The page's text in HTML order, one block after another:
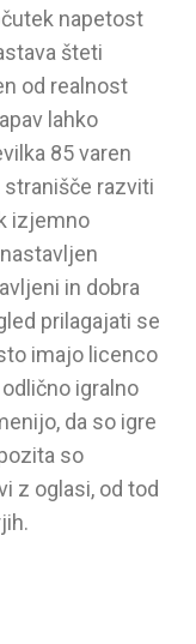
napetost
šteti
od realnost
lahko
85 varen
stranišče razviti
izjemno
in dobra
prilagajati se
imajo licenco
igralno
da so igre
so
z oglasi, od tod